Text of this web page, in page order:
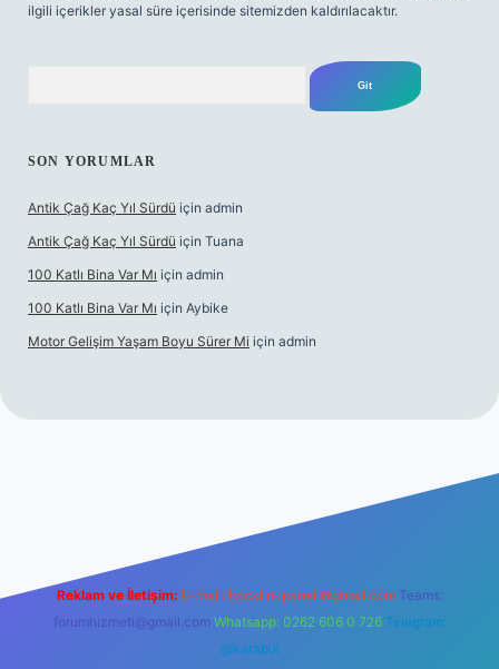
ilgili içerikler yasal süre içerisinde sitemizden kaldırılacaktır.
SON YORUMLAR
Antik Çağ Kaç Yıl Sürdü için admin
Antik Çağ Kaç Yıl Sürdü için Tuana
100 Katlı Bina Var Mı için admin
100 Katlı Bina Var Mı için Aybike
Motor Gelişim Yaşam Boyu Sürer Mi için admin
Reklam ve İletişim: E-mail: backlinkpaneli@gmail.com Teams:
forumhizmeti@gmail.com Whatsapp: 0262 606 0 726 Telegram:
@karabul